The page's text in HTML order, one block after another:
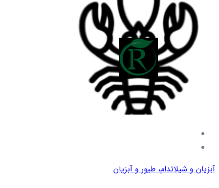
آبزیان و شیلاتدام، طیور و آبزیان